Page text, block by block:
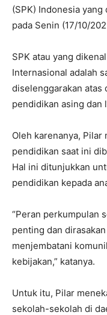
(SPK) Indonesia
pada Senin (17/10/
SPK atau yang
Internasional adalah
diselenggarakan atas
pendidikan asing dan
Oleh karenanya, Pilar
pendidikan saat ini
Hal ini ditunjukkan
pendidikan kepada
“Peran perkumpulan
penting dan
menjembatani
kebijakan,” katanya.
Untuk itu, Pilar
sekolah-sekolah di